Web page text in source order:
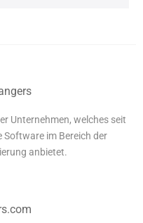
Unternehmen, welches seit
Software im Bereich der
anbietet.